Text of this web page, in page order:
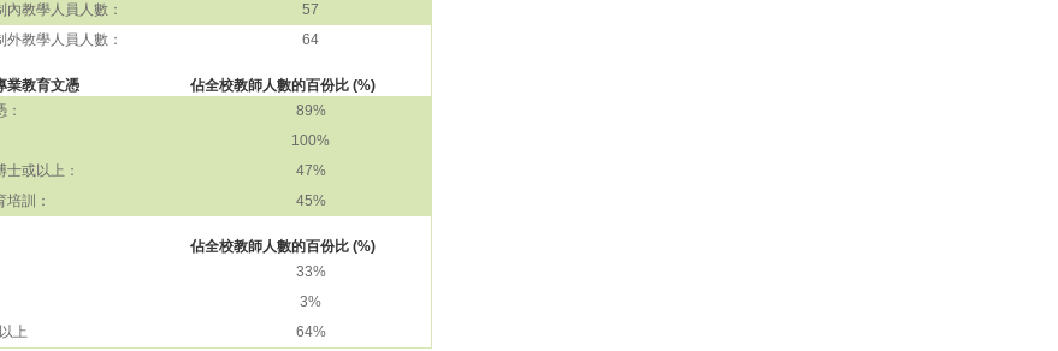
內教學人員人數：
57
外教學人員人數：
64
業教育文憑
佔全校教師人數的百份比 (%)
89%
100%
士或以上：
47%
培訓：
45%
佔全校教師人數的百份比 (%)
33%
3%
上
64%